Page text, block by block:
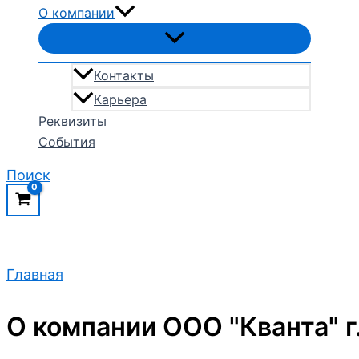
О компании
Контакты
Карьера
Реквизиты
События
Поиск
Главная
О компании ООО "Кванта"